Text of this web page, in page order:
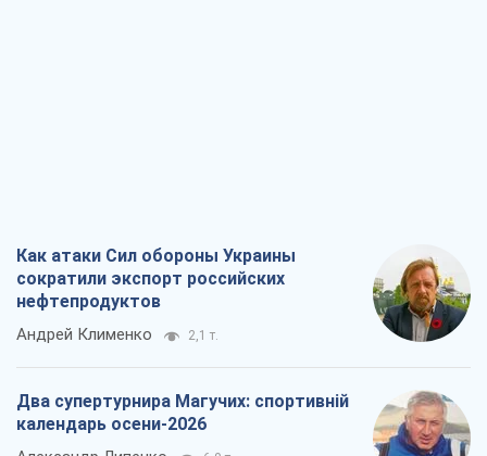
Как атаки Сил обороны Украины
сократили экспорт российских
нефтепродуктов
Андрей Клименко 2,1 т.
Два супертурнира Магучих: спортивній
календарь осени-2026